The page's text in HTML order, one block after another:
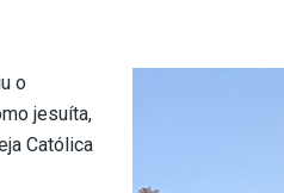
o
jesuíta,
Católica